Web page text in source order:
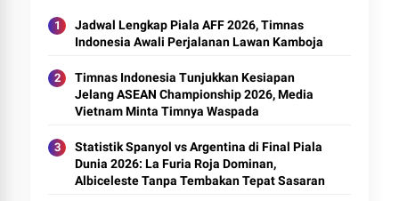
Jadwal Lengkap Piala AFF 2026, Timnas
Indonesia Awali Perjalanan Lawan Kamboja
Timnas Indonesia Tunjukkan Kesiapan
Jelang ASEAN Championship 2026, Media
Vietnam Minta Timnya Waspada
Statistik Spanyol vs Argentina di Final Piala
Dunia 2026: La Furia Roja Dominan,
Albiceleste Tanpa Tembakan Tepat Sasaran